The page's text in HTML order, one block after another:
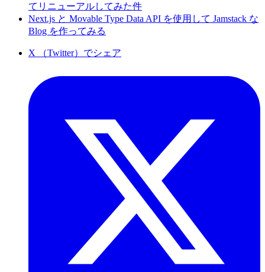
てリニューアルしてみた件
Next.js と Movable Type Data API を使用して Jamstack な
Blog を作ってみる
X （Twitter）でシェア